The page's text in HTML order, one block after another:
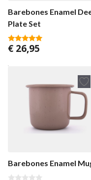
Barebones Enamel
Plate Set
5.00
van 5
€ 26,95
Barebones Enamel